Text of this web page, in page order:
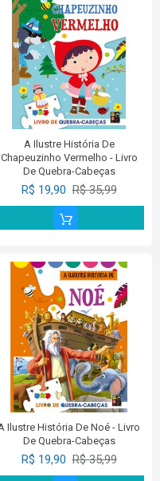
A Ilustre História De
Chapeuzinho Vermelho - Livro
De Quebra-Cabeças
R$ 19,90 R$ 35,99
Ilustre História De Noé - Livro
De Quebra-Cabeças
R$ 19,90 R$ 35,99